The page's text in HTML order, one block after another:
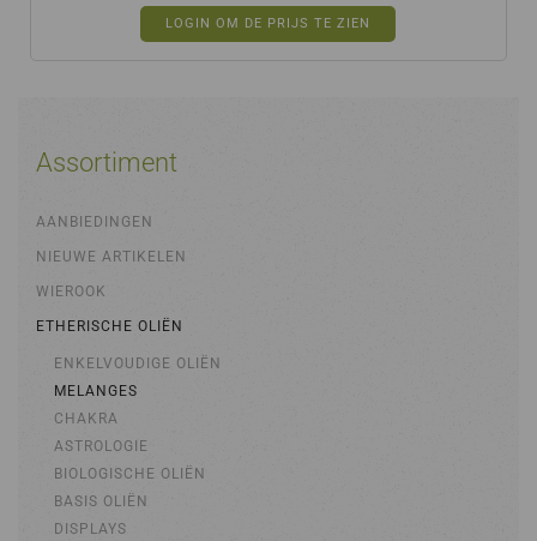
LOGIN OM DE PRIJS TE ZIEN
Assortiment
AANBIEDINGEN
NIEUWE ARTIKELEN
WIEROOK
ETHERISCHE OLIËN
ENKELVOUDIGE OLIËN
MELANGES
CHAKRA
ASTROLOGIE
BIOLOGISCHE OLIËN
BASIS OLIËN
DISPLAYS